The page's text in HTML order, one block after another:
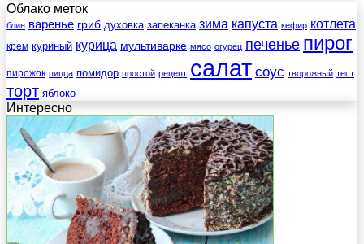
Облако меток
блин варенье гриб духовка запеканка зима капуста кефир котлета
крем куриный курица мультиварке мясо огурец печенье пирог
пирожок пицца помидор простой рецепт салат соус творожный тест
торт яблоко
Интересно